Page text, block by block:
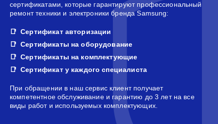
сертификатами, которые гарантируют профессиональный
ремонт техники и электроники бренда Samsung:
Сертификат авторизации
Сертификаты на оборудование
Сертификаты на комплектующие
Сертификат у каждого специалиста
При обращении в наш сервис клиент получает
компетентное обслуживание и гарантию до 3 лет на все
виды работ и используемых комплектующих.